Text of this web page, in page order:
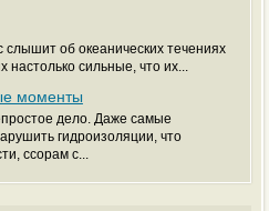
об океанических течениях
настолько сильные, что их...
моменты
дело. Даже самые
гидроизоляции, что
ссорам с...